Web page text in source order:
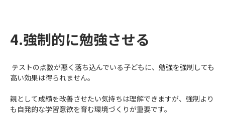
4.強制的に勉強させる
テストの点数が悪く落ち込んでいる子どもに、勉強を強制しても
高い効果は得られません。
親として成績を改善させたい気持ちは理解できますが、強制より
も自発的な学習意欲を育む環境づくりが重要です。